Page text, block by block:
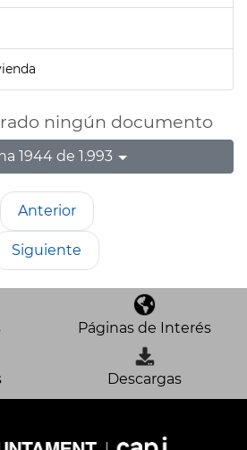
ningún documento
1944 de 1.993
Anterior
Siguiente
Páginas de Interés
Descargas